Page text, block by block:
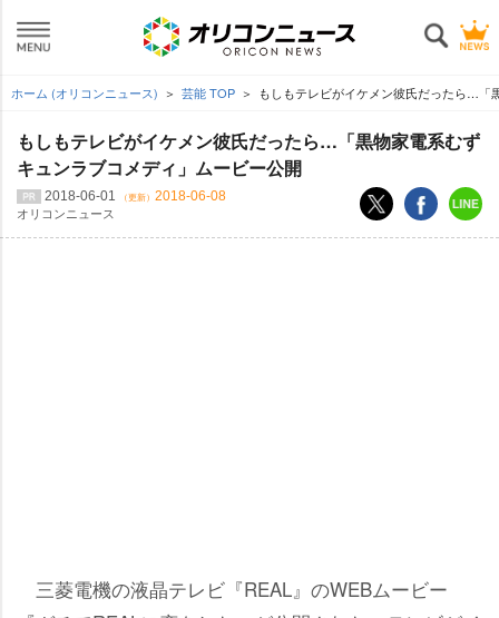
ホーム (オリコンニュース) 芸能 TOP もしもテレビがイケメン彼氏だったら…「
もしもテレビがイケメン彼氏だったら…「黒物家電系むず
キュンラブコメディ」ムービー公開
2018-06-01 （更新） 2018-06-08
オリコンニュース
三菱電機の液晶テレビ『REAL』のWEBムービー